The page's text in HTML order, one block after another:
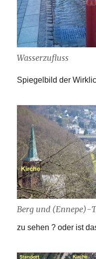
Wasserzufluss
Spiegelbild der
Berg und (Ennepe)-
zu sehen ? oder ist